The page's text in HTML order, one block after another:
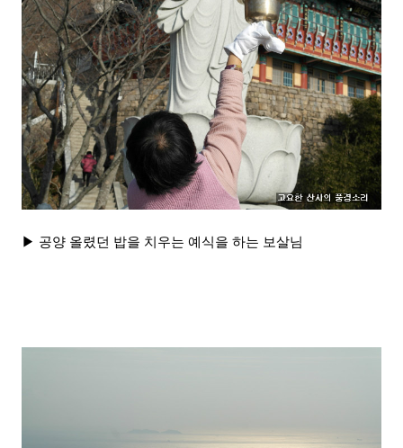
▶ 공양 올렸던 밥을 치우는 예식을 하는 보살님